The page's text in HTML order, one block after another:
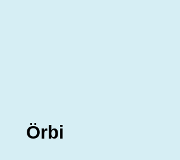
Örbi